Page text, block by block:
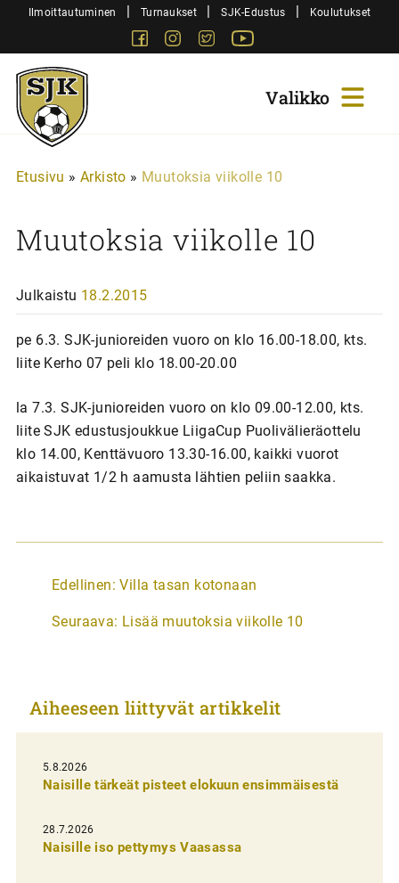
SiirryIlmoittautuminen | Turnaukset | SJK-Edustus | Koulutukset
FacebookInstagram
Twitter
Sjk-
Juniorit
Etusivu » Arkisto » Muutoksia viikolle 10
Muutoksia viikolle 10
Julkaistu 18.2.2015
pe 6.3. SJK-junioreiden vuoro on klo 16.00-18.00, kts.
liite Kerho 07 peli klo 18.00-20.00
la 7.3. SJK-junioreiden vuoro on klo 09.00-12.00, kts.
liite SJK edustusjoukkue LiigaCup Puolivälieräottelu
klo 14.00, Kenttävuoro 13.30-16.00, kaikki vuorot
aikaistuvat 1/2 h aamusta lähtien peliin saakka.
A
t
k
e
l
i
e
n
Edellinen: Villa tasan kotonaan
Seuraava: Lisää muutoksia viikolle 10
Aiheeseen liittyvät artikkelit
5.8.2026
Naisille tärkeät pisteet elokuun ensimmäisestä
28.7.2026
Naisille iso pettymys Vaasassa